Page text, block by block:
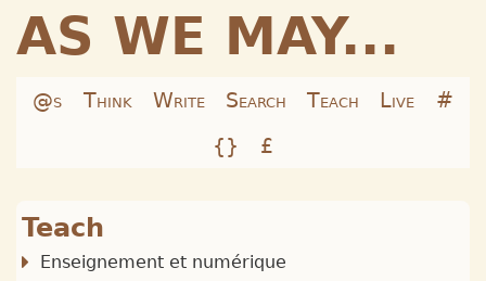
AS WE MAY...
@s Think Write Search Teach Live
#
{}
£
Teach
Enseignement et numérique